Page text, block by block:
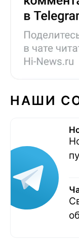
НАШИ